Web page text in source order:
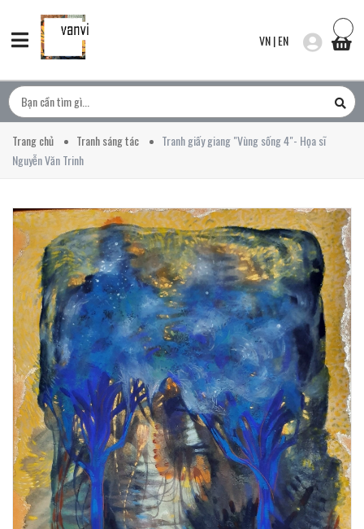
VN|EN
Trang chủ Tranh sáng tác
Tranh giấy giang "Vùng sống 4"- Họa sĩ
Nguyễn Văn Trinh